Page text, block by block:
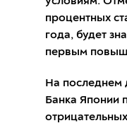
процентных
года, будет
первым
На последнем
Банка Японии